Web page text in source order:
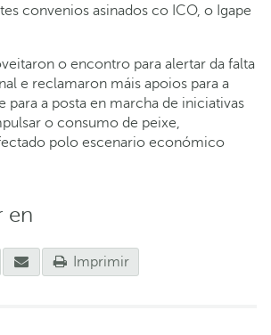
convenios asinados co ICO, o Igape
o encontro para alertar da falta
e reclamaron máis apoios para a
para a posta en marcha de iniciativas
o consumo de peixe,
polo escenario económico
en
Imprimir